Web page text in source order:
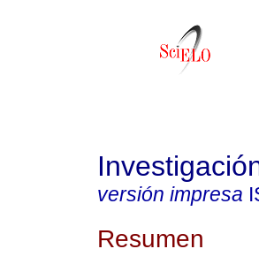
versión impresa
Resumen